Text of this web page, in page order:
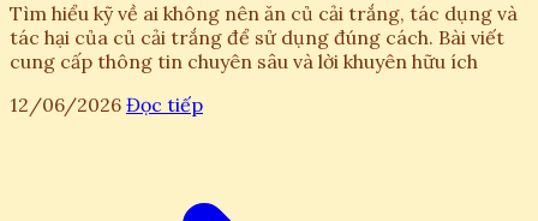
Tìm hiểu kỹ về ai không nên ăn củ cải trắng, tác dụng và
tác hại của củ cải trắng để sử dụng đúng cách. Bài viết
cung cấp thông tin chuyên sâu và lời khuyên hữu ích
12/06/2026 Đọc tiếp